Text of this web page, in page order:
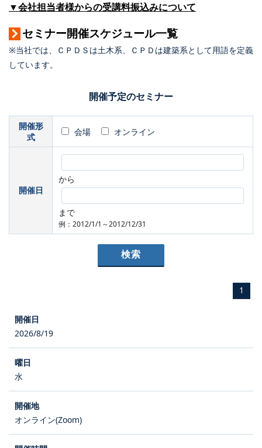
▼会社担当者様からの受講料振込みについて
セミナー開催スケジュール一覧
※当社では、ＣＰＤＳは土木系、ＣＰＤは建築系として用語を定義
しています。
開催予定のセミナー
開催形
式
会場 オンライン
開催日
から
まで
例：2012/1/1～2012/12/31
1
2026/8/19
水
オンライン(Zoom)